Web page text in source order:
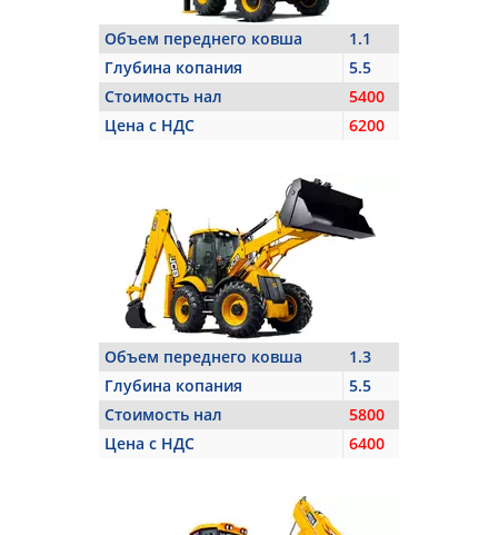
Объем переднего ковша
1.1
Глубина копания
5.5
Стоимость нал
5400
Цена с НДС
6200
Объем переднего ковша
1.3
Глубина копания
5.5
Стоимость нал
5800
Цена с НДС
6400